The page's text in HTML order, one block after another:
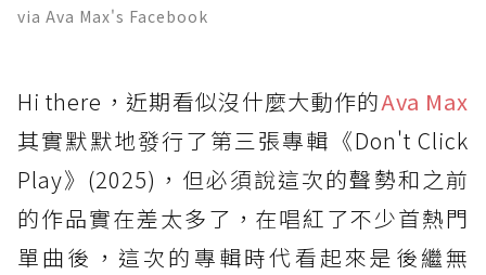
via Ava Max's Facebook
Hi there，近期看似沒什麼大動作的Ava Max
其實默默地發行了第三張專輯《Don't Click
Play》(2025)，但必須說這次的聲勢和之前
的作品實在差太多了，在唱紅了不少首熱門
單曲後，這次的專輯時代看起來是後繼無